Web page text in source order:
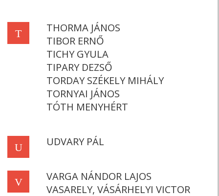
T
THORMA JÁNOS
TIBOR ERNŐ
TICHY GYULA
TIPARY DEZSŐ
TORDAY SZÉKELY MIHÁLY
TORNYAI JÁNOS
TÓTH MENYHÉRT
U UDVARY PÁL
V
VARGA NÁNDOR LAJOS
VASARELY, VÁSÁRHELYI VICTOR